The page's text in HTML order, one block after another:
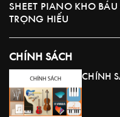
SHEET PIANO KHO BÁU
TRỌNG HIẾU
CHÍNH SÁCH
CHÍNH